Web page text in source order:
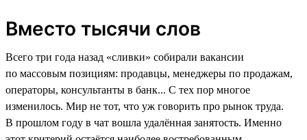
Вместо тысячи слов
Всего три года назад «сливки» собирали вакансии
по массовым позициям: продавцы, менеджеры по продажам,
операторы, консультанты в банк... С тех пор многое
изменилось. Мир не тот, что уж говорить про рынок труда.
В прошлом году в чат вошла удалённая занятость. Именно